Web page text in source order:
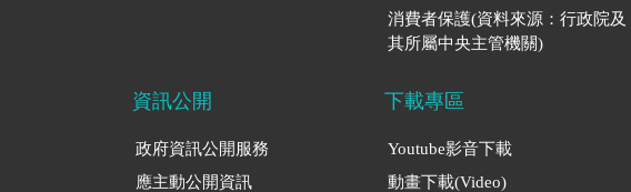
消費者保護(資料來源：行政院及
其所屬中央主管機關)
資訊公開
政府資訊公開服務
應主動公開資訊
下載專區
Youtube影音下載
動畫下載(Video)